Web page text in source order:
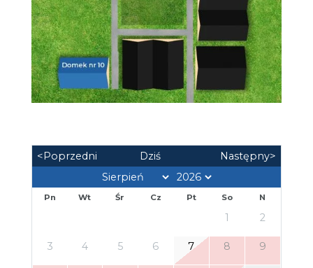
<Poprzedni Dziś Następny>
Pn Wt Śr Cz Pt So N
1 2
3 4 5 6 7 8 9